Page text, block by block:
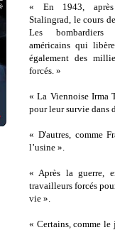
« En 1943,
Stalingrad, le cours
Les bombardiers
américains qui
également des
forcés. »
« La Viennoise Irma
pour leur survie dans
« D'autres, comme
l’usine ».
« Après la guerre,
travailleurs forcés
vie ».
« Certains, comme le